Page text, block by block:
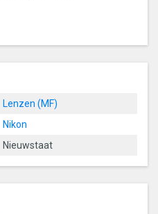
Lenzen (MF)
Nikon
Nieuwstaat